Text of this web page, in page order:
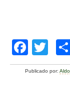
F
a
wi
tt
Publicado por: